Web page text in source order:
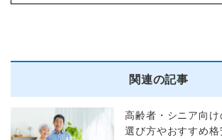
関連の記事
高齢者・シニア向
選び方やおすすめ